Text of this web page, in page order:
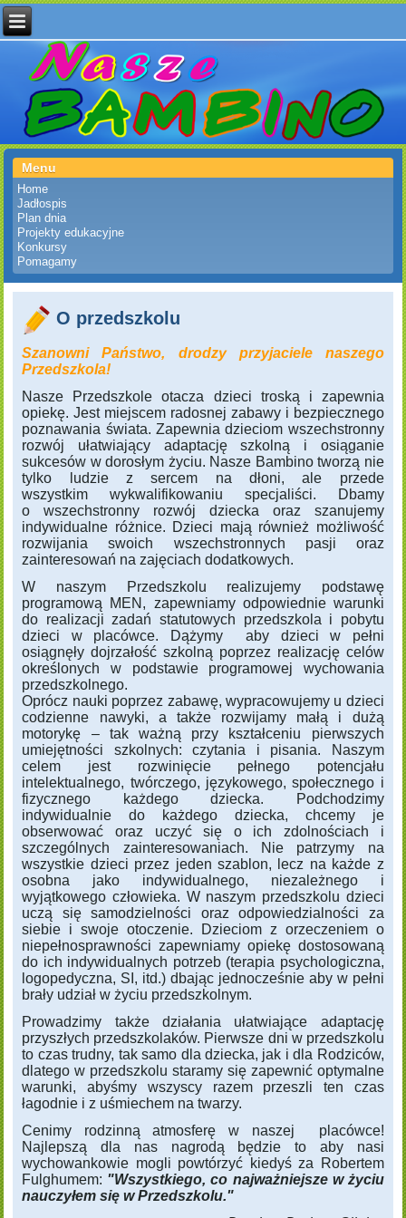
Menu
Home
Jadłospis
Plan dnia
Projekty edukacyjne
Konkursy
Pomagamy
O przedszkolu
Szanowni Państwo, drodzy przyjaciele naszego
Przedszkola!
Nasze Przedszkole otacza dzieci troską i zapewnia
opiekę. Jest miejscem radosnej zabawy i bezpiecznego
poznawania świata. Zapewnia dzieciom wszechstronny
rozwój ułatwiający adaptację szkolną i osiąganie
sukcesów w dorosłym życiu. Nasze Bambino tworzą nie
tylko ludzie z sercem na dłoni, ale przede
wszystkim wykwalifikowaniu specjaliści. Dbamy
o wszechstronny rozwój dziecka oraz szanujemy
indywidualne różnice. Dzieci mają również możliwość
rozwijania swoich wszechstronnych pasji oraz
zainteresowań na zajęciach dodatkowych.
W naszym Przedszkolu realizujemy podstawę
programową MEN, zapewniamy odpowiednie warunki
do realizacji zadań statutowych przedszkola i pobytu
dzieci w placówce. Dążymy aby dzieci w pełni
osiągnęły dojrzałość szkolną poprzez realizację celów
określonych w podstawie programowej wychowania
przedszkolnego.
Oprócz nauki poprzez zabawę, wypracowujemy u dzieci
codzienne nawyki, a także rozwijamy małą i dużą
motorykę – tak ważną przy kształceniu pierwszych
umiejętności szkolnych: czytania i pisania. Naszym
celem jest rozwinięcie pełnego potencjału
intelektualnego, twórczego, językowego, społecznego i
fizycznego każdego dziecka. Podchodzimy
indywidualnie do każdego dziecka, chcemy je
obserwować oraz uczyć się o ich zdolnościach i
szczególnych zainteresowaniach. Nie patrzymy na
wszystkie dzieci przez jeden szablon, lecz na każde z
osobna jako indywidualnego, niezależnego i
wyjątkowego człowieka. W naszym przedszkolu dzieci
uczą się samodzielności oraz odpowiedzialności za
siebie i swoje otoczenie. Dzieciom z orzeczeniem o
niepełnosprawności zapewniamy opiekę dostosowaną
do ich indywidualnych potrzeb (terapia psychologiczna,
logopedyczna, SI, itd.) dbając jednocześnie aby w pełni
brały udział w życiu przedszkolnym.
Prowadzimy także działania ułatwiające adaptację
przyszłych przedszkolaków. Pierwsze dni w przedszkolu
to czas trudny, tak samo dla dziecka, jak i dla Rodziców,
dlatego w przedszkolu staramy się zapewnić optymalne
warunki, abyśmy wszyscy razem przeszli ten czas
łagodnie i z uśmiechem na twarzy.
Cenimy rodzinną atmosferę w naszej placówce!
Najlepszą dla nas nagrodą będzie to aby nasi
wychowankowie mogli powtórzyć kiedyś za Robertem
Fulghumem: "Wszystkiego, co najważniejsze w życiu
nauczyłem się w Przedszkolu."